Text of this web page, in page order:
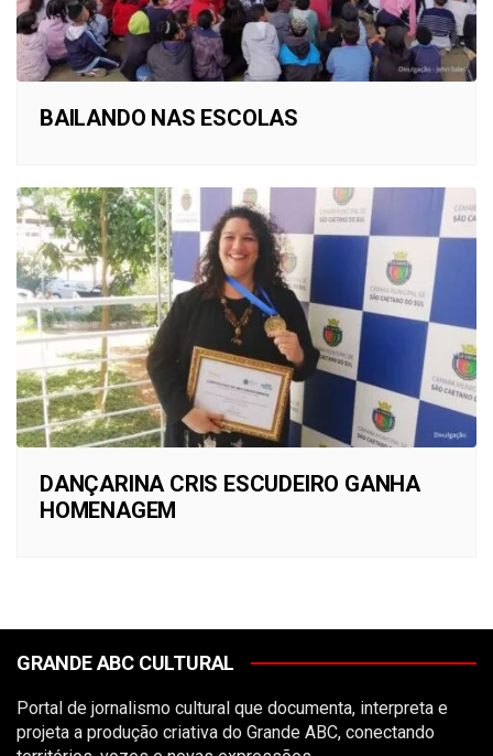
BAILANDO NAS ESCOLAS
DANÇARINA CRIS ESCUDEIRO GANHA
HOMENAGEM
GRANDE ABC CULTURAL
Portal de jornalismo cultural que documenta, interpreta e
projeta a produção criativa do Grande ABC, conectando